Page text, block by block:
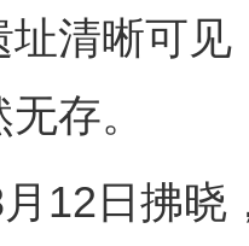
址清晰可
存。
日拂晓